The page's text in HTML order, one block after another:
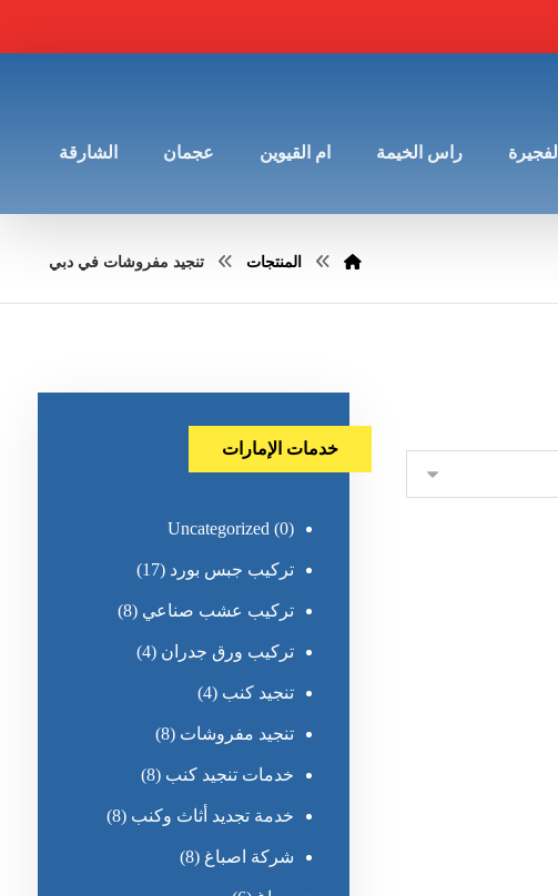
الفجيرة راس الخيمة ام القيوين عجمان الشارقة
المنتجات تنجيد مفروشات في دبي
خدمات الإمارات
Uncategorized (0)
تركيب جبس بورد (17)
تركيب عشب صناعي (8)
تركيب ورق جدران (4)
تنجيد كنب (4)
تنجيد مفروشات (8)
خدمات تنجيد كنب (8)
خدمة تجديد أثاث وكنب (8)
شركة اصباغ (8)